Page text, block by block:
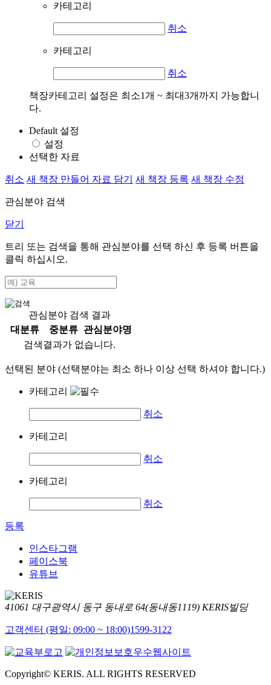
카테고리
취소
카테고리
취소
책장카테고리 설정은 최소1개 ~ 최대3개까지 가능합니
다.
Default 설정
설정
선택한 자료
취소 새 책장 만들어 자료 담기 새 책장 등록 새 책장 수정
관심분야 검색
닫기
트리 또는 검색을 통해 관심분야를 선택 하신 후 등록 버튼을
클릭 하십시오.
관심분야 검색 결과
대분류
중분류
관심분야명
검색결과가 없습니다.
선택된 분야 (선택분야는 최소 하나 이상 선택 하셔야 합니다.)
카테고리
취소
카테고리
취소
카테고리
취소
등록
인스타그램
페이스북
유튜브
41061 대구광역시 동구 동내로 64(동내동1119) KERIS빌딩
고객센터 (평일: 09:00 ~ 18:00)1599-3122
Copyright© KERIS. ALL RIGHTS RESERVED